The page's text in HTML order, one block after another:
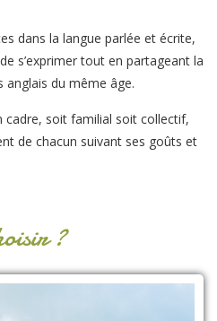
dans la langue parlée et écrite,
s’exprimer tout en partageant la
anglais du même âge.
cadre, soit familial soit collectif,
de chacun suivant ses goûts et
?